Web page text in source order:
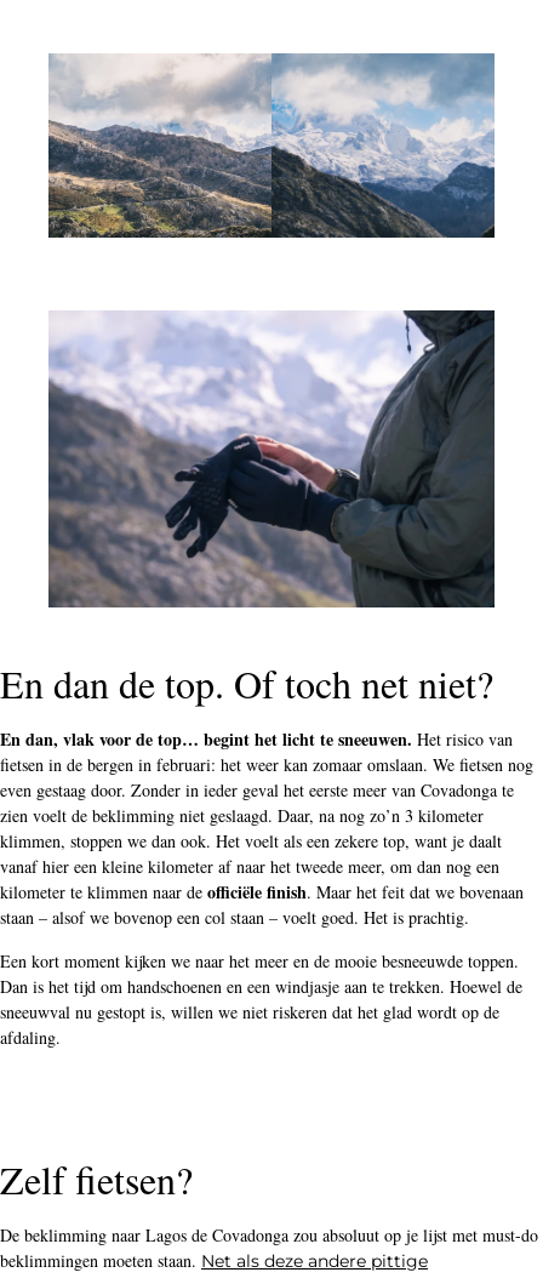
En dan de top. Of toch net niet?
En dan, vlak voor de top… begint het licht te sneeuwen. Het risico van
fietsen in de bergen in februari: het weer kan zomaar omslaan. We fietsen nog
even gestaag door. Zonder in ieder geval het eerste meer van Covadonga te
zien voelt de beklimming niet geslaagd. Daar, na nog zo’n 3 kilometer
klimmen, stoppen we dan ook. Het voelt als een zekere top, want je daalt
vanaf hier een kleine kilometer af naar het tweede meer, om dan nog een
kilometer te klimmen naar de officiële finish. Maar het feit dat we bovenaan
staan – alsof we bovenop een col staan – voelt goed. Het is prachtig.
Een kort moment kijken we naar het meer en de mooie besneeuwde toppen.
Dan is het tijd om handschoenen en een windjasje aan te trekken. Hoewel de
sneeuwval nu gestopt is, willen we niet riskeren dat het glad wordt op de
afdaling.
Zelf fietsen?
De beklimming naar Lagos de Covadonga zou absoluut op je lijst met must-do
beklimmingen moeten staan. Net als deze andere pittige